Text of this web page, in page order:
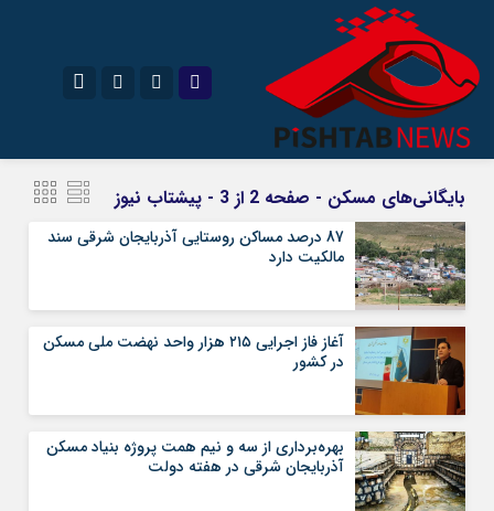
سروش
ایتا
آپارات
رمز عبور
مرا به خاطر بسپار
بایگانی‌های مسکن - صفحه 2 از 3 - پیشتاب نیوز
87 درصد مساکن روستایی آذربایجان شرقی سند
مالکیت دارد
آغاز فاز اجرایی ۲۱۵ هزار واحد نهضت ملی مسکن
در کشور
بهره‌برداری از سه و‌ نیم همت پروژه بنیاد مسکن
آذربایجان شرقی در‌ هفته‌ دولت